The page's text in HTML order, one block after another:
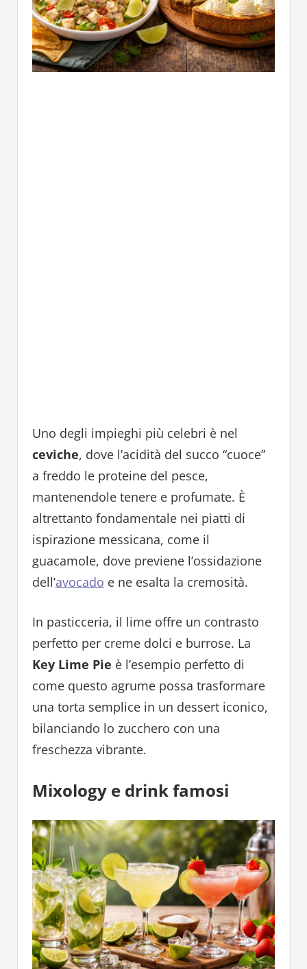
Uno degli impieghi più celebri è nel
ceviche, dove l’acidità del succo “cuoce”
a freddo le proteine del pesce,
mantenendole tenere e profumate. È
altrettanto fondamentale nei piatti di
ispirazione messicana, come il
guacamole, dove previene l’ossidazione
dell’avocado e ne esalta la cremosità.
In pasticceria, il lime offre un contrasto
perfetto per creme dolci e burrose. La
Key Lime Pie è l’esempio perfetto di
come questo agrume possa trasformare
una torta semplice in un dessert iconico,
bilanciando lo zucchero con una
freschezza vibrante.
Mixology e drink famosi